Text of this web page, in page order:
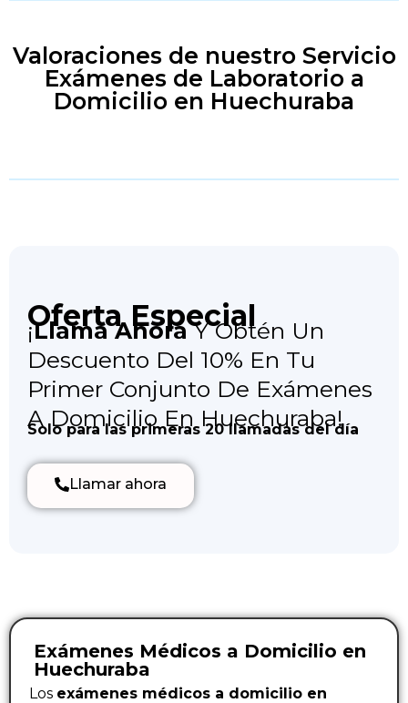
Valoraciones de nuestro Servicio
Exámenes de Laboratorio a
Domicilio en Huechuraba
Llamar ahora
Oferta Especial
¡Llama AhoraY Obtén Un
Descuento Del 10% En Tu
Primer Conjunto De Exámenes
A Domicilio En Huechuraba!
Solo para las primeras 20 llamadas del día
Exámenes Médicos a Domicilio en
Huechuraba
Los exámenes médicos a domicilio en